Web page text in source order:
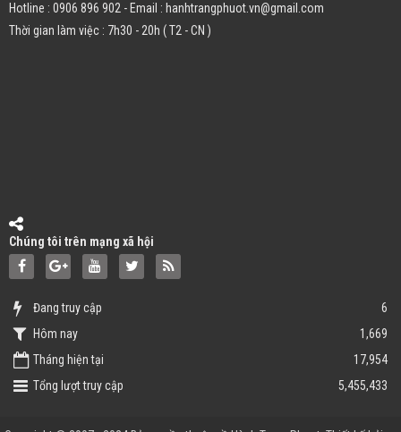
Hotline : 0906 896 902 - Email : hanhtrangphuot.vn@gmail.com
Thời gian làm việc : 7h30 - 20h ( T2 - CN )
Chúng tôi trên mạng xã hội
Đang truy cập
6
Hôm nay
1,669
Tháng hiện tại
17,954
Tổng lượt truy cập
5,455,433